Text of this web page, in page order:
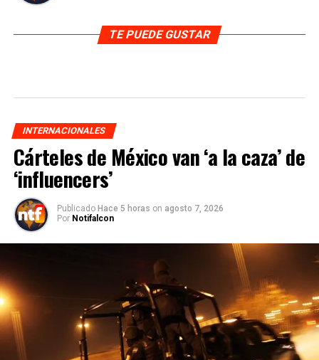
TE PUEDE GUSTAR
INTERNACIONALES
Cárteles de México van ‘a la caza’ de
‘influencers’
Publicado Hace 5 horas on agosto 7, 2026
Por Notifalcon